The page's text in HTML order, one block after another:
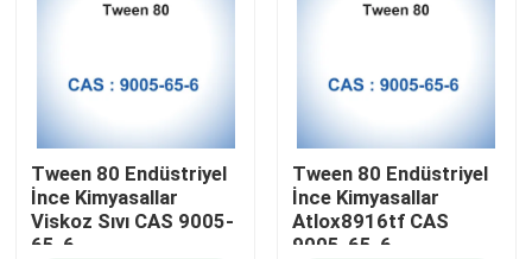
Ürün:% s
Hakkımızda
Fabrika turu
Kalite kontrol
Tween 80 Endüstriyel
İnce Kimyasallar
Viskoz Sıvı CAS 9005-
65-6
Tween 80 Endüstriyel
İnce Kimyasallar
Atlox8916tf CAS
9005-65-6